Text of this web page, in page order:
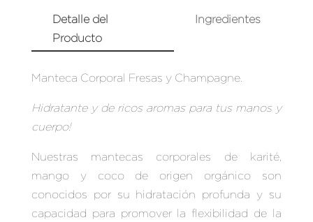
Detalle del
Producto
Ingredientes
Manteca Corporal Fresas y Champagne.
Hidratante y de ricos aromas para tus manos y
cuerpo!
Nuestras mantecas corporales de karité,
mango y coco de origen orgánico son
conocidos por su hidratación profunda y su
capacidad para promover la flexibilidad de la